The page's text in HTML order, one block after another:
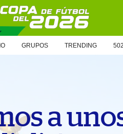
GRUPOS TRENDING
a